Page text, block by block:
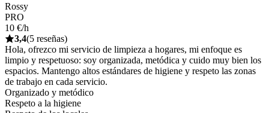
Rossy
PRO
10 €/h
3,4(5 reseñas)
Hola, ofrezco mi servicio de limpieza a hogares, mi enfoque es
limpio y respetuoso: soy organizada, metódica y cuido muy bien los
espacios. Mantengo altos estándares de higiene y respeto las zonas
de trabajo en cada servicio.
Organizado y metódico
Respeto a la higiene